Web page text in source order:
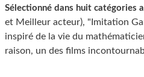
Sélectionné dans huit catégories
et Meilleur acteur), "Imitation
inspiré de la vie du
raison, un des films